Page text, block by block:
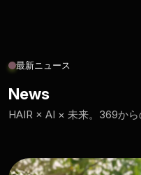
最新ニュース
News
HAIR × AI × 未来。369から